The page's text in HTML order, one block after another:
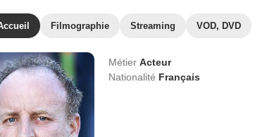
Filmographie Streaming VOD, DVD
Métier Acteur
Nationalité Français